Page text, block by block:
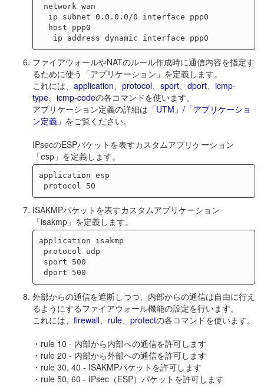
ファイアウォールやNATのルール作成時に通信内容を指定す
るために使う「アプリケーション」を定義します。
これには、 application protocol sport dport
icmp-
type
icmp-codeの各コマンドを使います。
アプリケーション定義の詳細は 「UTM」/「アプリケーショ
ン定義」 をご覧ください。
IPsecのESPパケットを表すカスタムアプリケーション
「esp」を定義します。
application esp
ISAKMPパケットを表すカスタムアプリケーション
「isakmp」を定義します。
application isakmp
外部からの通信を遮断しつつ、内部からの通信は自由に行え
るようにするファイアウォール機能の設定を行います。
これには、 firewall rule protectの各コマンドを使います。
・rule 10 - 内部から内部への通信を許可します
・rule 20 - 内部から外部への通信を許可します
・rule 30, 40 - ISAKMPパケットを許可します
・rule 50, 60 - IPsec（ESP）パケットを許可します